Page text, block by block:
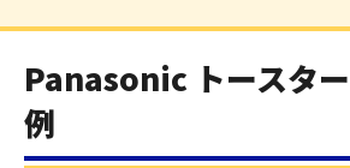
Panasonic トースタ
例